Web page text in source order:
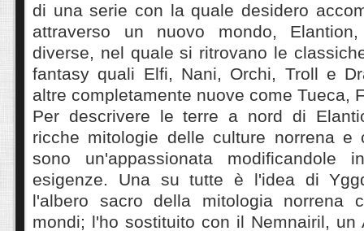
di una serie con la quale desidero
attraverso un nuovo mondo,
diverse, nel quale si ritrovano le
fantasy quali Elfi, Nani, Orchi, Troll e
altre completamente nuove come Tueca,
Per descrivere le terre a nord di
ricche mitologie delle culture norrena e
sono un'appassionata
esigenze. Una su tutte è l'idea di
l'albero sacro della mitologia norrena
mondi; l'ho sostituito con il Nemnairil, un